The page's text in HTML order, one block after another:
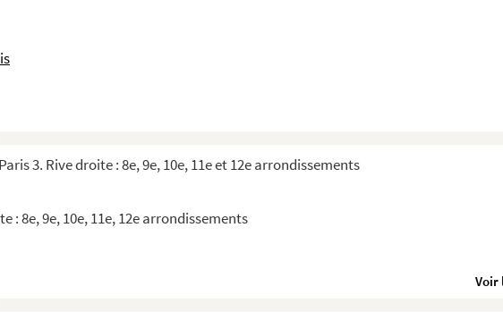
3. Rive droite : 8e, 9e, 10e, 11e et 12e arrondissements
: 8e, 9e, 10e, 11e, 12e arrondissements
in falling